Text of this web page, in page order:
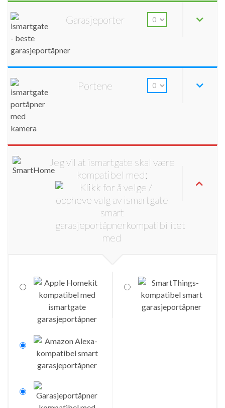
Garasjeporter
Portene
Jeg vil at ismartgate skal være
kompatibel med: